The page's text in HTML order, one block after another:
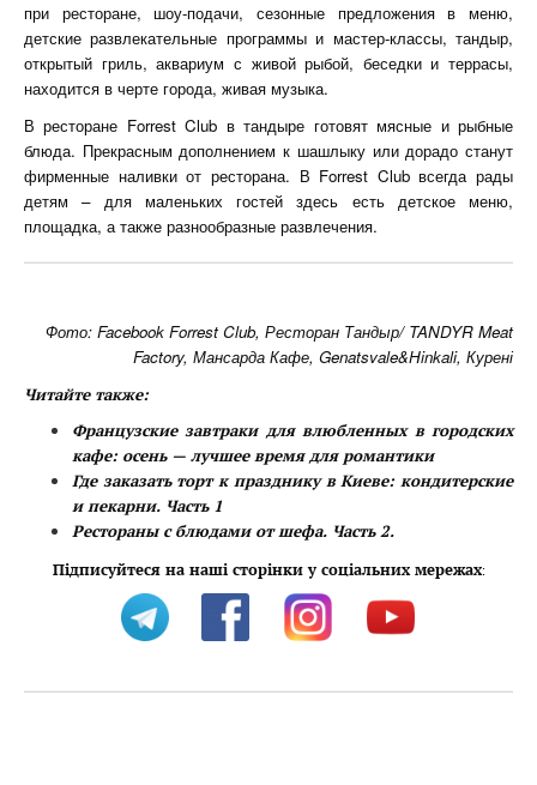
при ресторане, шоу-подачи, сезонные предложения в меню,
детские развлекательные программы и мастер-классы, тандыр,
открытый гриль, аквариум с живой рыбой, беседки и террасы,
находится в черте города, живая музыка.
В ресторане Forrest Club в тандыре готовят мясные и рыбные
блюда. Прекрасным дополнением к шашлыку или дорадо станут
фирменные наливки от ресторана. В Forrest Club всегда рады
детям – для маленьких гостей здесь есть детское меню,
площадка, а также разнообразные развлечения.
Фото: Facebook Forrest Club, Ресторан Тандыр/ TANDYR Meat
Factory, Мансарда Кафе, Genatsvale&Hinkali, Курені
Читайте также:
Французские завтраки для влюбленных в городских
кафе: осень — лучшее время для романтики
Где заказать торт к празднику в Киеве: кондитерские
и пекарни. Часть 1
Рестораны с блюдами от шефа. Часть 2.
Підписуйтеся на наші сторінки у соціальних мережах: